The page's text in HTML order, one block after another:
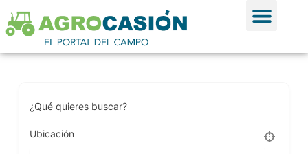
¿Qué quieres buscar?
Ubicación